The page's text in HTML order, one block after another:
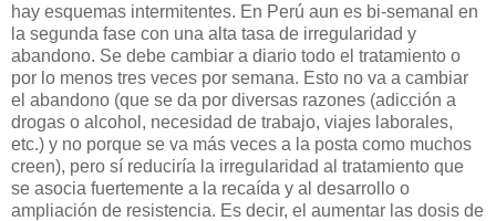
hay esquemas intermitentes. En Perú aun es bi-semanal en
la segunda fase con una alta tasa de irregularidad y
abandono. Se debe cambiar a diario todo el tratamiento o
por lo menos tres veces por semana. Esto no va a cambiar
el abandono (que se da por diversas razones (adicción a
drogas o alcohol, necesidad de trabajo, viajes laborales,
etc.) y no porque se va más veces a la posta como muchos
creen), pero sí reduciría la irregularidad al tratamiento que
se asocia fuertemente a la recaída y al desarrollo o
ampliación de resistencia. Es decir, el aumentar las dosis de